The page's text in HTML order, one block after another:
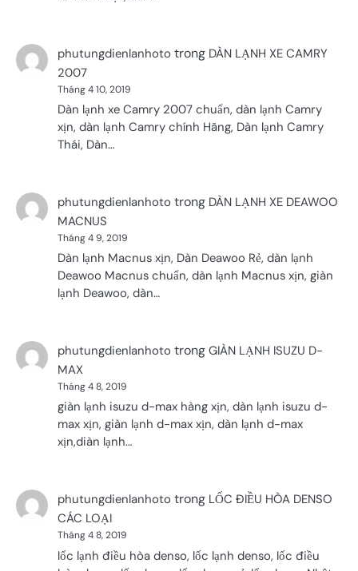
phutungdienlanhoto trong DÀN LẠNH XE CAMRY
2007
Tháng 4 10, 2019
Dàn lạnh xe Camry 2007 chuẩn, dàn lạnh Camry
xịn, dàn lạnh Camry chính Hãng, Dàn lạnh Camry
Thái, Dàn…
phutungdienlanhoto trong DÀN LẠNH XE DEAWOO
MACNUS
Tháng 4 9, 2019
Dàn lạnh Macnus xịn, Dàn Deawoo Rẻ, dàn lạnh
Deawoo Macnus chuẩn, dàn lạnh Macnus xịn, giàn
lạnh Deawoo, dàn…
phutungdienlanhoto trong GIÀN LẠNH ISUZU D-
MAX
Tháng 4 8, 2019
giàn lạnh isuzu d-max hàng xịn, dàn lạnh isuzu d-
max xịn, giàn lạnh d-max xịn, dàn lạnh d-max
xịn,diàn lạnh…
phutungdienlanhoto trong LỐC ĐIỀU HÒA DENSO
CÁC LOẠI
Tháng 4 8, 2019
lốc lạnh điều hòa denso, lốc lạnh denso, lốc điều